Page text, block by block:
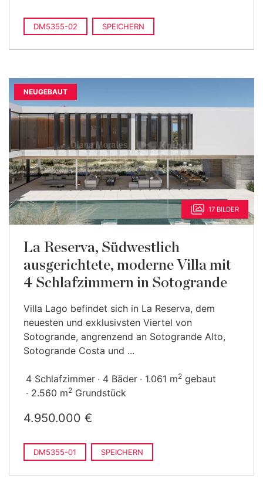
DM5355-02 SPEICHERN
NEUGEBAUT
17 BILDER
La Reserva, Südwestlich
ausgerichtete, moderne Villa mit
4 Schlafzimmern in Sotogrande
Villa Lago befindet sich in La Reserva, dem
neuesten und exklusivsten Viertel von
Sotogrande, angrenzend an Sotogrande Alto,
Sotogrande Costa und ...
4 Schlafzimmer 4 Bäder 1.061 m2 gebaut
2.560 m2 Grundstück
4.950.000 €
DM5355-01 SPEICHERN